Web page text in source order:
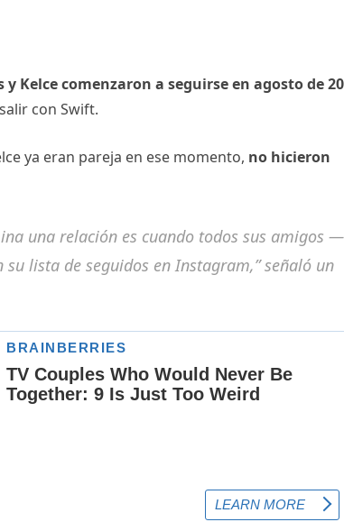
y Kelce comenzaron a seguirse en agosto de
con Swift.
ya eran pareja en ese momento, no hicieron
una relación es cuando todos sus amigos —
lista de seguidos en Instagram,” señaló un